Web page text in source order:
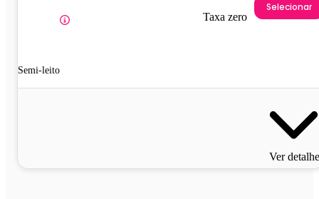
Semi-leito
Taxa zero
Selecionar
Ver